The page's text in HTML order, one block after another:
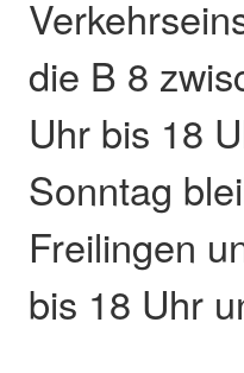
die B 8
Uhr bis 18
Sonntag
Freilingen
bis 18 Uhr